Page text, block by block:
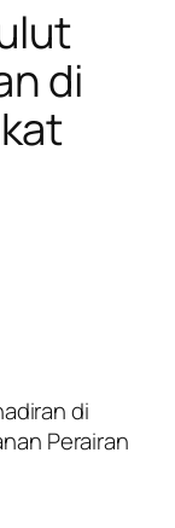
di
di
Perairan